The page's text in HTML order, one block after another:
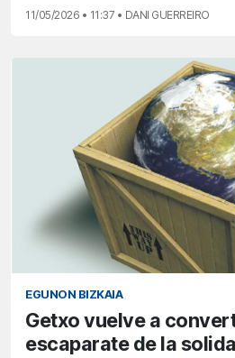
11/05/2026 • 11:37 • DANI GUERREIRO
EGUNON BIZKAIA
Getxo vuelve a
escaparate de la